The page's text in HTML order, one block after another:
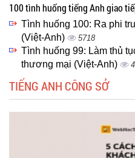
100 tình huống tiếng Anh giao
Tình huống 100: Ra phi
(Việt-Anh)
5718
Tình huống 99: Làm thủ
thương mại (Việt-Anh)
TIẾNG ANH CÔNG SỞ